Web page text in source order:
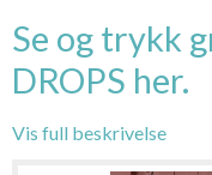
Se og trykk
DROPS her.
Vis full beskrivelse